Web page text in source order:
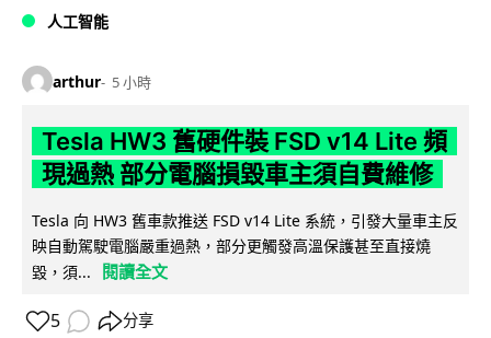
人工智能
arthur 5 小時
Tesla HW3 舊硬件裝 FSD v14 Lite 頻
現過熱 部分電腦損毀車主須自費維修
Tesla 向 HW3 舊車款推送 FSD v14 Lite 系統，引發大量車主反
映自動駕駛電腦嚴重過熱，部分更觸發高溫保護甚至直接燒
毀，須...
閱讀全文
5 分享